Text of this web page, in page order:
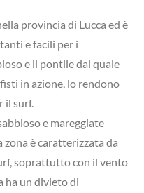
provincia di Lucca ed è
e facili per i
e il pontile dal quale
in azione, lo rendono
il surf.
e mareggiate
zona è caratterizzata da
soprattutto con il vento
ha un divieto di